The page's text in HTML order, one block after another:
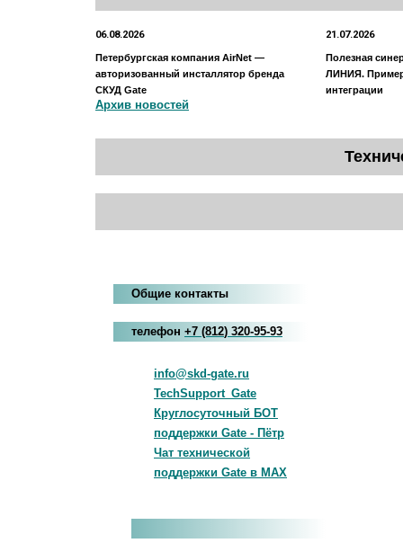
06.08.2026
Петербургская компания AirNet —
авторизованный инсталлятор бренда
СКУД Gate
21.07.2026
Полезная
ЛИНИЯ.
интеграции
Архив новостей
Общие контакты
телефон +7 (812) 320-95-93
info@skd-gate.ru
TechSupport_Gate
Круглосуточный БОТ
поддержки Gate - Пётр
Чат технической
поддержки Gate в MAX